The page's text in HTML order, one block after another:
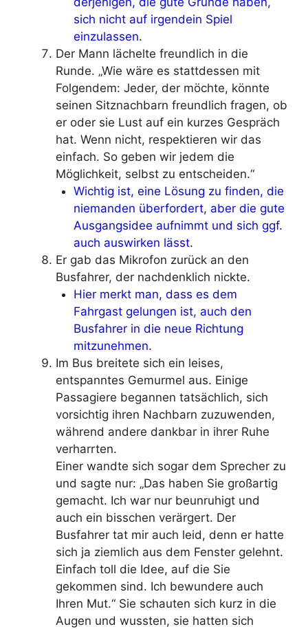
sich nicht auf irgendein Spiel
einzulassen.
Der Mann lächelte freundlich in die
Runde. „Wie wäre es stattdessen mit
Folgendem: Jeder, der möchte, könnte
seinen Sitznachbarn freundlich fragen, ob
er oder sie Lust auf ein kurzes Gespräch
hat. Wenn nicht, respektieren wir das
einfach. So geben wir jedem die
Möglichkeit, selbst zu entscheiden.“
Wichtig ist, eine Lösung zu finden, die
niemanden überfordert, aber die gute
Ausgangsidee aufnimmt und sich ggf.
auch auswirken lässt.
Er gab das Mikrofon zurück an den
Busfahrer, der nachdenklich nickte.
Hier merkt man, dass es dem
Fahrgast gelungen ist, auch den
Busfahrer in die neue Richtung
mitzunehmen.
Im Bus breitete sich ein leises,
entspanntes Gemurmel aus. Einige
Passagiere begannen tatsächlich, sich
vorsichtig ihren Nachbarn zuzuwenden,
während andere dankbar in ihrer Ruhe
verharrten.
Einer wandte sich sogar dem Sprecher zu
und sagte nur: „Das haben Sie großartig
gemacht. Ich war nur beunruhigt und
auch ein bisschen verärgert. Der
Busfahrer tat mir auch leid, denn er hatte
sich ja ziemlich aus dem Fenster gelehnt.
Einfach toll die Idee, auf die Sie
gekommen sind. Ich bewundere auch
Ihren Mut.“ Sie schauten sich kurz in die
Augen und wussten, sie hatten sich